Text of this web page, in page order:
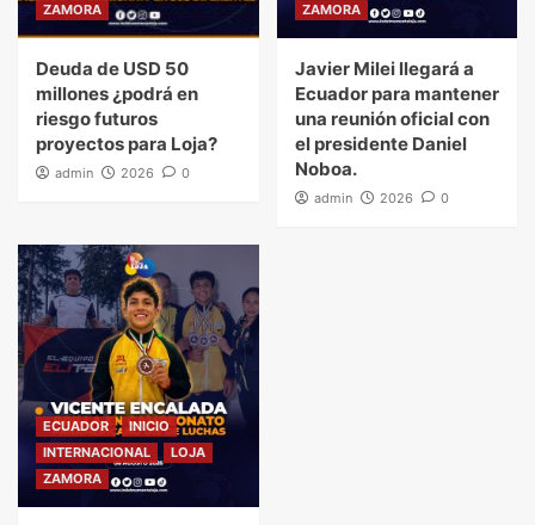
ZAMORA
Deuda de USD 50
millones ¿podrá en
riesgo futuros
proyectos para Loja?
admin 2026 0
ZAMORA
Javier Milei llegará a
Ecuador para mantener
una reunión oficial con
el presidente Daniel
Noboa.
admin 2026 0
ECUADOR
INICIO
INTERNACIONAL
LOJA
ZAMORA